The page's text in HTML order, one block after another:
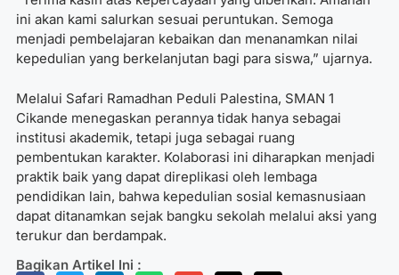
ini akan kami salurkan sesuai peruntukan. Semoga
menjadi pembelajaran kebaikan dan menanamkan nilai
kepedulian yang berkelanjutan bagi para siswa,” ujarnya.
Melalui Safari Ramadhan Peduli Palestina, SMAN 1
Cikande menegaskan perannya tidak hanya sebagai
institusi akademik, tetapi juga sebagai ruang
pembentukan karakter. Kolaborasi ini diharapkan menjadi
praktik baik yang dapat direplikasi oleh lembaga
pendidikan lain, bahwa kepedulian sosial kemasnusiaan
dapat ditanamkan sejak bangku sekolah melalui aksi yang
terukur dan berdampak.
Bagikan Artikel Ini :